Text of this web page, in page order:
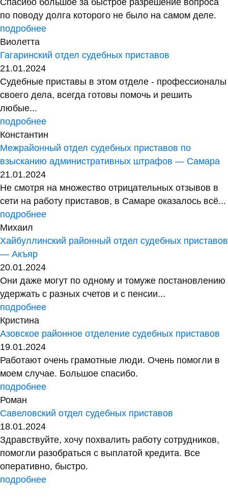
Спасибо большое за быстрое разрешение вопроса
по поводу долга которого не было на самом деле.
подробнее
Виолетта
Гагаринский отдел судебных приставов
21.01.2024
Судебные приставы в этом отделе - профессионалы
своего дела, всегда готовы помочь и решить
любые...
подробнее
Константин
Межрайонный отдел судебных приставов по
взысканию административных штрафов — Самара
21.01.2024
Не смотря на множество отрицательных отзывов в
сети на работу приставов, в Самаре оказалось всё...
подробнее
Михаил
Хайбуллинский районный отдел судебных приставов
— Акъяр
20.01.2024
Они даже могут по одному и томуже постановлению
удержать с разных счетов и с пенсии...
подробнее
Кристина
Азовское районное отделение судебных приставов
19.01.2024
Работают очень грамотные люди. Очень помогли в
моем случае. Большое спасибо.
подробнее
Роман
Савеловский отдел судебных приставов
18.01.2024
Здравствуйте, хочу похвалить работу сотрудников,
помогли разобраться с выплатой кредита. Все
оперативно, быстро.
подробнее